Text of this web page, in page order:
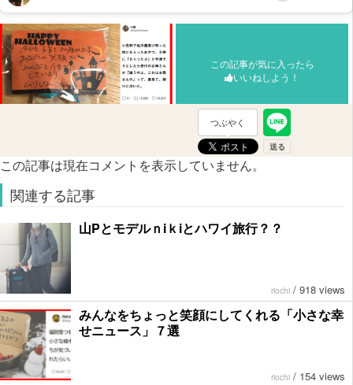
この記事が気に入ったら
いいねしよう！
つぶやく
この記事は現在コメントを表示していません。
関連する記事
山Pとモデルｎiｋiとハワイ旅行？？
riochi / 918 views
みんなをちょっと笑顔にしてくれる「小さな幸
せニュース」７選
riochi / 154 views